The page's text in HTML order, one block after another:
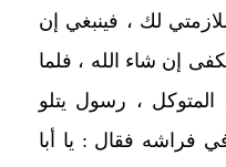
لك ، فينبغي إن
إن شاء الله ، فلما
، رسول يتلو
فراشه فقال : يا أبا